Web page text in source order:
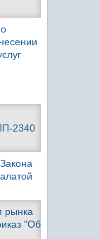
2340
рынка
"Об